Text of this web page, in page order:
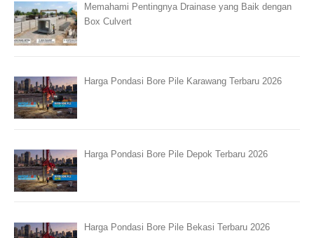
Memahami Pentingnya Drainase yang Baik dengan
Box Culvert
Harga Pondasi Bore Pile Karawang Terbaru 2026
Harga Pondasi Bore Pile Depok Terbaru 2026
Harga Pondasi Bore Pile Bekasi Terbaru 2026